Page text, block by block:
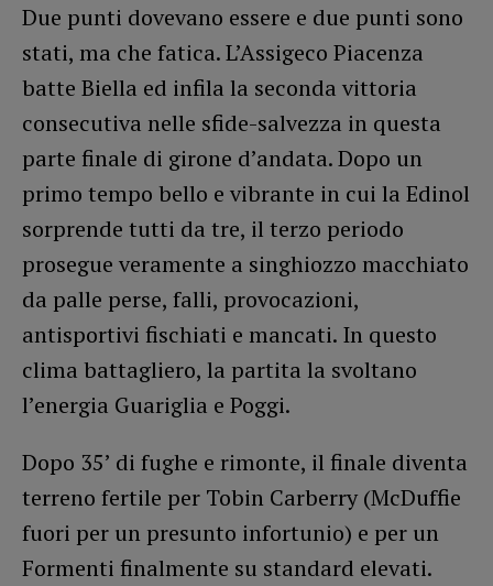
Due punti dovevano essere e due punti sono
stati, ma che fatica. L’Assigeco Piacenza
batte Biella ed infila la seconda vittoria
consecutiva nelle sfide-salvezza in questa
parte finale di girone d’andata. Dopo un
primo tempo bello e vibrante in cui la Edinol
sorprende tutti da tre, il terzo periodo
prosegue veramente a singhiozzo macchiato
da palle perse, falli, provocazioni,
antisportivi fischiati e mancati. In questo
clima battagliero, la partita la svoltano
l’energia Guariglia e Poggi.
Dopo 35’ di fughe e rimonte, il finale diventa
terreno fertile per Tobin Carberry (McDuffie
fuori per un presunto infortunio) e per un
Formenti finalmente su standard elevati.